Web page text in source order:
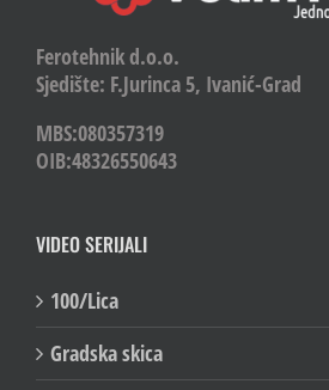
Ferotehnik d.o.o.
Sjedište: F.Jurinca 5, Ivanić-Grad
MBS:080357319
OIB:48326550643
VIDEO SERIJALI
100/Lica
Gradska skica